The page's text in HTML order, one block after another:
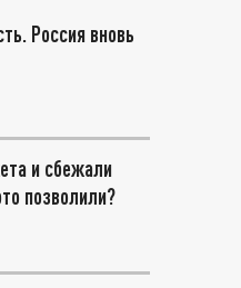
Россия вновь
и сбежали
позволили?